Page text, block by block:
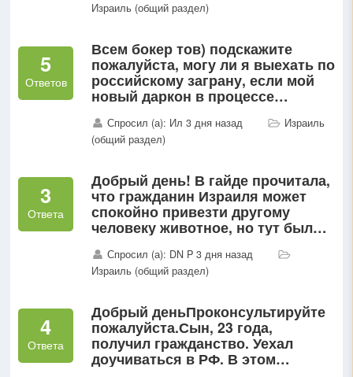
Израиль (общий раздел)
5
Ответов
Всем бокер тов) подскажите
пожалуйста, могу ли я выехать по
российскому заграну, если мой
новый даркон в процессе
жду)...
Спросил (а): Ил 3 дня назад
Израиль
(общий раздел)
3
Ответа
Добрый день! В гайде прочитала,
что гражданин Израиля может
спокойно привезти другому
человеку животное, но тут были
штрафы из-за передачи собак...
Спросил (а): DN P 3 дня назад
Израиль (общий раздел)
4
Ответа
Добрый деньПроконсультируйте
пожалуйста.Сын, 23 года,
получил гражданство. Уехал
доучиваться в РФ. В этом